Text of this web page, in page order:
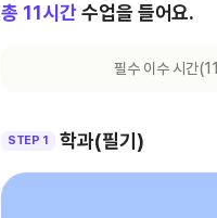
총 11시간 수업을 들어요.
필수 이수 시간(11
STEP 1 학과(필기)